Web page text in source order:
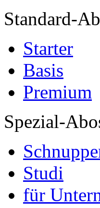
Standard-
Starter
Basis
Premium
Spezial-
Studi
für